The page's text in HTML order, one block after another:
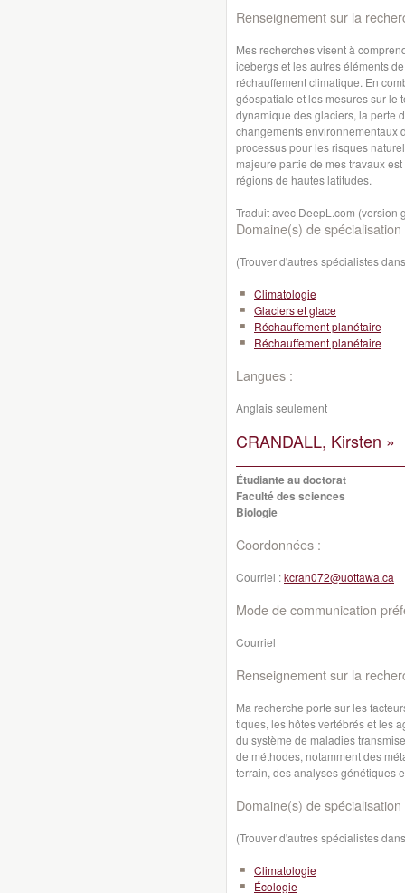
Renseignement sur la
Mes recherches visent à
icebergs et les autres éléments
réchauffement climatique. En
géospatiale et les mesures sur le
dynamique des glaciers, la perte
changements environnementaux
processus pour les risques
majeure partie de mes travaux
régions de hautes latitudes.
Traduit avec DeepL.com (version
Domaine(s) de spécialisation
(Trouver d'autres spécialistes
Climatologie
Glaciers et glace
Réchauffement planétaire
Réchauffement planétaire
Langues :
Anglais seulement
CRANDALL, Kirsten »
Étudiante au doctorat
Faculté des sciences
Biologie
Coordonnées :
Courriel :kcran072@uottawa.ca
Mode de communication
Courriel
Renseignement sur la
Ma recherche porte sur les
tiques, les hôtes vertébrés et les
du système de maladies
de méthodes, notamment des
terrain, des analyses génétiques
Domaine(s) de spécialisation
(Trouver d'autres spécialistes
Climatologie
Écologie